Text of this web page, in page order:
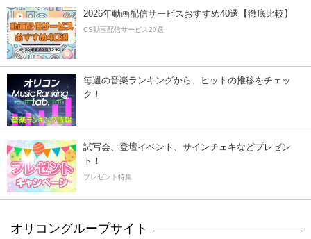
2026年動画配信サービスおすすめ40選【徹底比較】
CS動画配信サービス20選
毎週の音楽ランキングから、ヒットの推移をチェッ
ク！
試写会、登壇イベント、サインチェキなどプレゼン
ト！
プレゼント特集
オリコングループサイト